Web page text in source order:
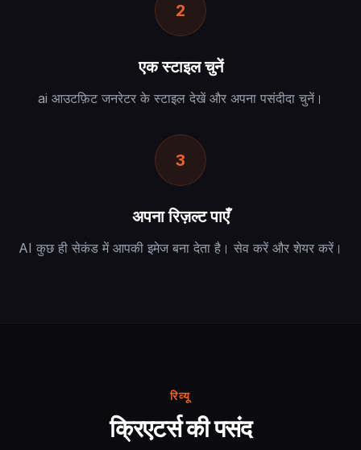
2
एक स्टाइल चुनें
ai आउटफ़िट जनरेटर के स्टाइल देखें और अपना पसंदीदा चुनें।
3
अपना रिज़ल्ट पाएँ
AI कुछ ही सेकंड में आपकी इमेज बना देता है। सेव करें और शेयर करें।
रिव्यू
क्रिएटर्स की पसंद